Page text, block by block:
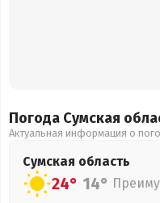
Погода Сумская
Актуальная информация о
Сумская область
24° 14°